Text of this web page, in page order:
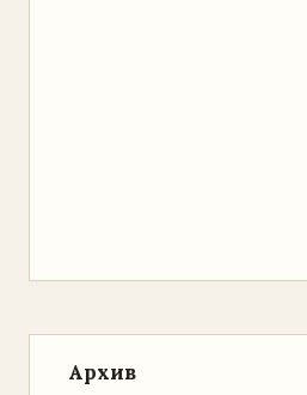
Архив